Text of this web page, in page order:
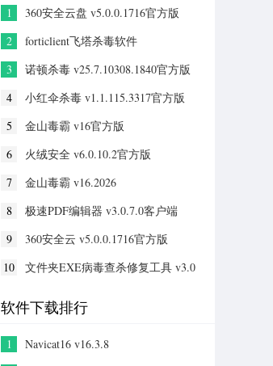
1
360安全云盘 v5.0.0.1716官方版
2
forticlient飞塔杀毒软件
3
诺顿杀毒 v25.7.10308.1840官方版
4
小红伞杀毒 v1.1.115.3317官方版
5
金山毒霸 v16官方版
6
火绒安全 v6.0.10.2官方版
7
金山毒霸 v16.2026
8
极速PDF编辑器 v3.0.7.0客户端
9
360安全云 v5.0.0.1716官方版
10
文件夹EXE病毒查杀修复工具 v3.0
软件下载排行
1
Navicat16 v16.3.8